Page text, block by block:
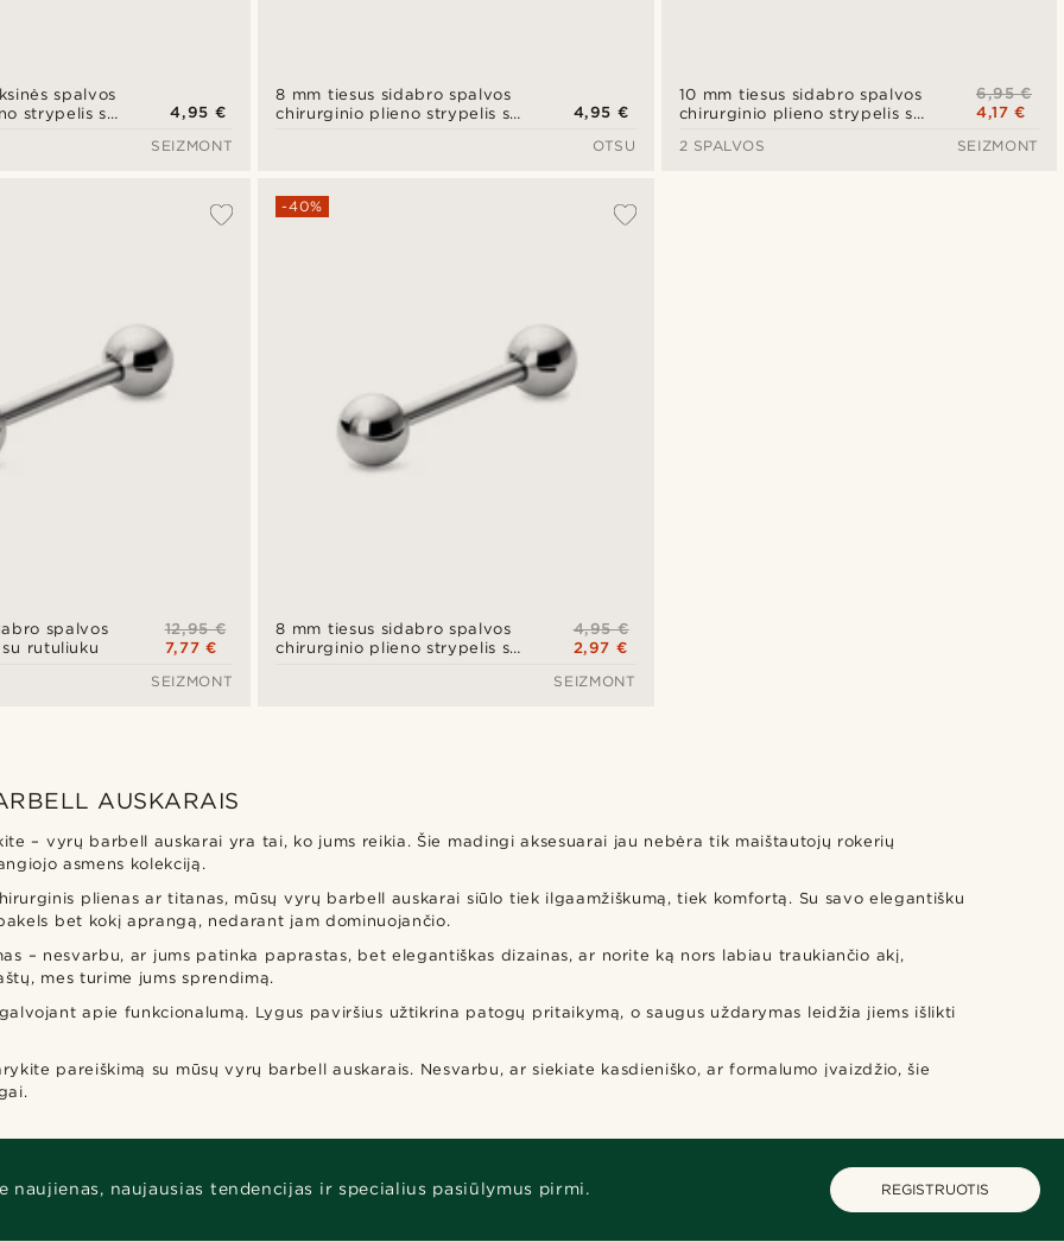
spalvos
strypelis su
4,95 €
SEIZMONT
8 mm tiesus sidabro spalvos
chirurginio plieno strypelis su
4,95 €
OTSU
10 mm tiesus sidabro spalvos
chirurginio plieno strypelis su
6,95 €
4,17 €
2 SPALVOS
SEIZMONT
spalvos
rutuliuku
12,95 €
7,77 €
SEIZMONT
8 mm tiesus sidabro spalvos
chirurginio plieno strypelis su
-40%
4,95 €
2,97 €
SEIZMONT
AUSKARAIS
– vyrų barbell auskarai yra tai, ko jums reikia. Šie madingi aksesuarai jau nebėra tik maištautojų rokerių
asmens kolekciją.
plienas ar titanas, mūsų vyrų barbell auskarai siūlo tiek ilgaamžiškumą, tiek komfortą. Su savo elegantišku
bet kokį aprangą, nedarant jam dominuojančio.
– nesvarbu, ar jums patinka paprastas, bet elegantiškas dizainas, ar norite ką nors labiau traukiančio akį,
mes turime jums sprendimą.
apie funkcionalumą. Lygus paviršius užtikrina patogų pritaikymą, o saugus uždarymas leidžia jiems išlikti
pareiškimą su mūsų vyrų barbell auskarais. Nesvarbu, ar siekiate kasdieniško, ar formalumo įvaizdžio, šie
naujienas, naujausias tendencijas ir specialius pasiūlymus pirmi. REGISTRUOTIS